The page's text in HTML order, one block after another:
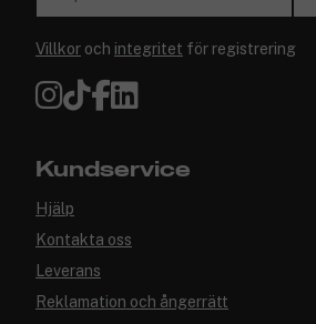
Villkor och integritet för registrering
Kundservice
Hjälp
Kontakta oss
Leverans
Reklamation och ångerrätt